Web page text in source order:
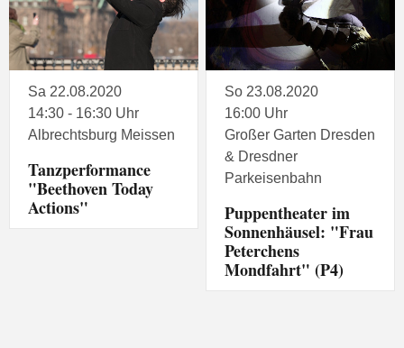
Sa 22.08.2020
14:30 - 16:30 Uhr
Albrechtsburg Meissen
Tanzperformance
"Beethoven Today
Actions"
So 23.08.2020
16:00 Uhr
Großer Garten Dresden
& Dresdner
Parkeisenbahn
Puppentheater im
Sonnenhäusel: "Frau
Peterchens
Mondfahrt" (P4)